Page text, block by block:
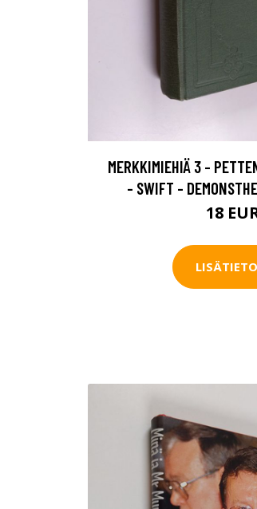
MERKKIMIEHIÄ 3 -
- SWIFT -
18